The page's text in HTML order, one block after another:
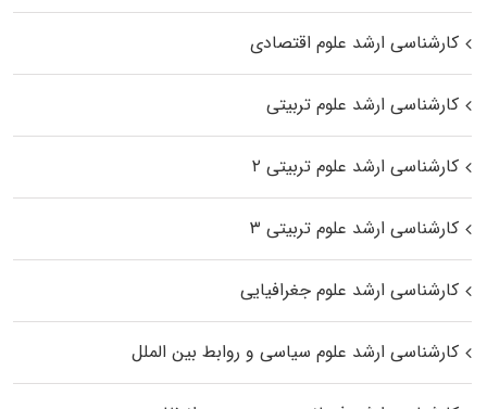
کارشناسی ارشد علوم اقتصادی
کارشناسی ارشد علوم تربیتی
کارشناسی ارشد علوم تربیتی ۲
کارشناسی ارشد علوم تربیتی ۳
کارشناسی ارشد علوم جغرافیایی
کارشناسی ارشد علوم سیاسی و روابط بین الملل